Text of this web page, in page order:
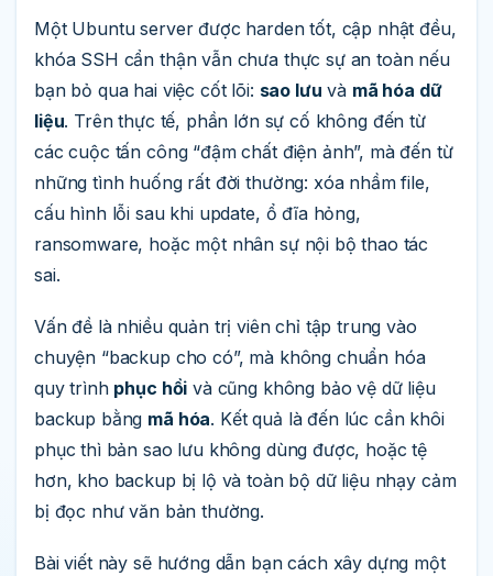
Một Ubuntu server được harden tốt, cập nhật đều,
khóa SSH cẩn thận vẫn chưa thực sự an toàn nếu
bạn bỏ qua hai việc cốt lõi: sao lưu và mã hóa dữ
liệu. Trên thực tế, phần lớn sự cố không đến từ
các cuộc tấn công “đậm chất điện ảnh”, mà đến từ
những tình huống rất đời thường: xóa nhầm file,
cấu hình lỗi sau khi update, ổ đĩa hỏng,
ransomware, hoặc một nhân sự nội bộ thao tác
sai.
Vấn đề là nhiều quản trị viên chỉ tập trung vào
chuyện “backup cho có”, mà không chuẩn hóa
quy trình phục hồi và cũng không bảo vệ dữ liệu
backup bằng mã hóa. Kết quả là đến lúc cần khôi
phục thì bản sao lưu không dùng được, hoặc tệ
hơn, kho backup bị lộ và toàn bộ dữ liệu nhạy cảm
bị đọc như văn bản thường.
Bài viết này sẽ hướng dẫn bạn cách xây dựng một